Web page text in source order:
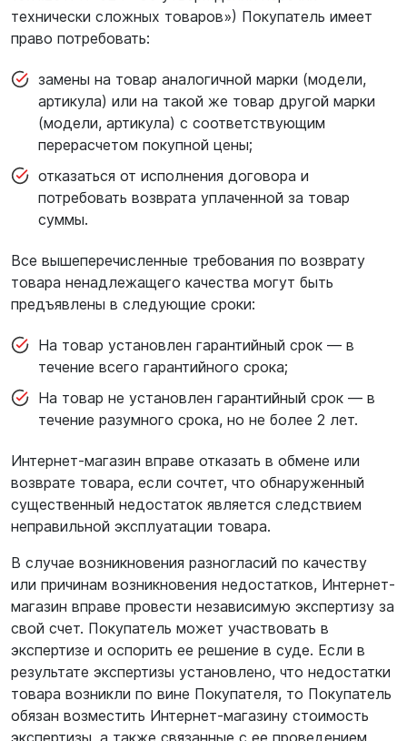
технически сложных товаров») Покупатель имеет
право потребовать:
замены на товар аналогичной марки (модели,
артикула) или на такой же товар другой марки
(модели, артикула) с соответствующим
перерасчетом покупной цены;
отказаться от исполнения договора и
потребовать возврата уплаченной за товар
суммы.
Все вышеперечисленные требования по возврату
товара ненадлежащего качества могут быть
предъявлены в следующие сроки:
На товар установлен гарантийный срок — в
течение всего гарантийного срока;
На товар не установлен гарантийный срок — в
течение разумного срока, но не более 2 лет.
Интернет-магазин вправе отказать в обмене или
возврате товара, если сочтет, что обнаруженный
существенный недостаток является следствием
неправильной эксплуатации товара.
В случае возникновения разногласий по качеству
или причинам возникновения недостатков, Интернет-
магазин вправе провести независимую экспертизу за
свой счет. Покупатель может участвовать в
экспертизе и оспорить ее решение в суде. Если в
результате экспертизы установлено, что недостатки
товара возникли по вине Покупателя, то Покупатель
обязан возместить Интернет-магазину стоимость